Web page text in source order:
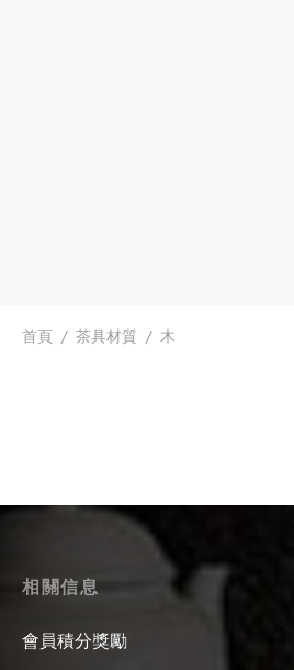
首頁 / 茶具材質 / 木
相關信息
會員積分獎勵